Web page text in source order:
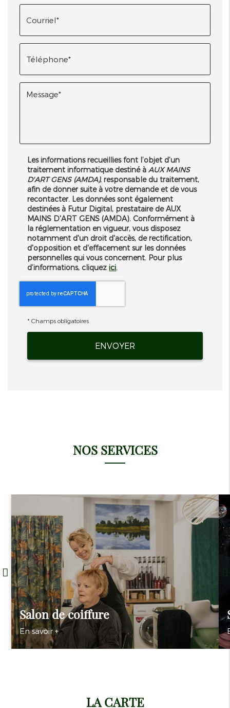
Les informations recueillies font l’objet d’un
traitement informatique destiné à AUX MAINS
D'ART GENS (AMDA), responsable du traitement,
afin de donner suite à votre demande et de vous
recontacter. Les données sont également
destinées à Futur Digital, prestataire de AUX
MAINS D'ART GENS (AMDA). Conformément à
la réglementation en vigueur, vous disposez
notamment d'un droit d'accès, de rectification,
d'opposition et d'effacement sur les données
personnelles qui vous concernent. Pour plus
d’informations, cliquezici.
*Champs obligatoires
NOS SERVICES
Salon de coiffure
En savoir +
LA CARTE